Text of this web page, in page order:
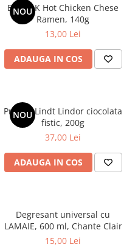
NOU
BULDAK Hot Chicken Chese
Ramen, 140g
13,00 Lei
ADAUGA IN COS
NOU
Praline Lindt Lindor ciocolata
fistic, 200g
37,00 Lei
ADAUGA IN COS
Degresant universal cu
LAMAIE, 600 ml, Chante Clair
15,00 Lei